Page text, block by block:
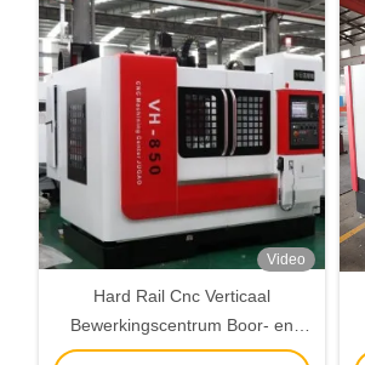
Video
Hard Rail Cnc Verticaal
Bewerkingscentrum Boor- en
Tappingcentrum 3000kg